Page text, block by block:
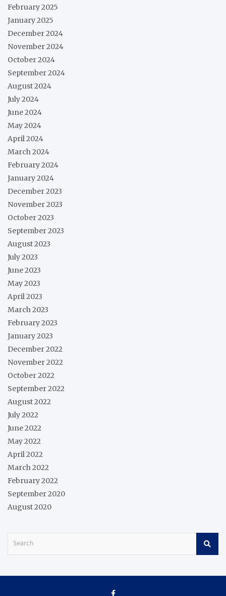
February 2025
January 2025
December 2024
November 2024
October 2024
September 2024
August 2024
July 2024
June 2024
May 2024
April 2024
March 2024
February 2024
January 2024
December 2023
November 2023
October 2023
September 2023
August 2023
July 2023
June 2023
May 2023
April 2023
March 2023
February 2023
January 2023
December 2022
November 2022
October 2022
September 2022
August 2022
July 2022
June 2022
May 2022
April 2022
March 2022
February 2022
September 2020
August 2020